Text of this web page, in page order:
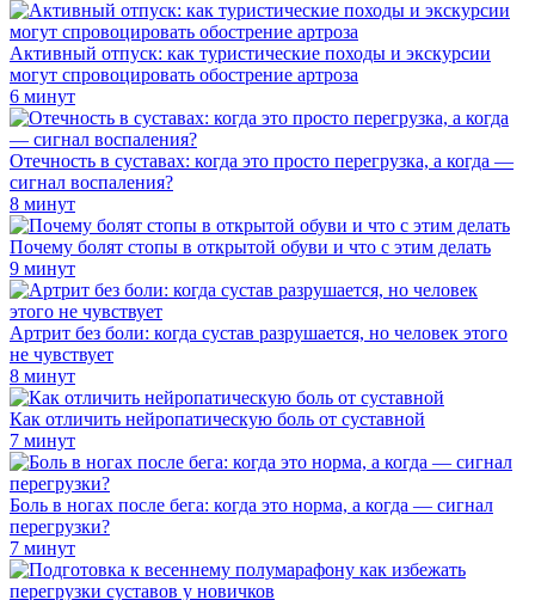
Активный отпуск: как туристические походы и экскурсии
могут спровоцировать обострение артроза
6 минут
Отечность в суставах: когда это просто перегрузка, а когда —
сигнал воспаления?
8 минут
Почему болят стопы в открытой обуви и что с этим делать
9 минут
Артрит без боли: когда сустав разрушается, но человек этого
не чувствует
8 минут
Как отличить нейропатическую боль от суставной
7 минут
Боль в ногах после бега: когда это норма, а когда — сигнал
перегрузки?
7 минут